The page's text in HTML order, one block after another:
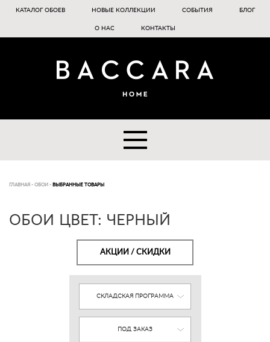
КАТАЛОГ ОБОЕВ НОВЫЕ КОЛЛЕКЦИИ СОБЫТИЯ БЛОГ
О НАС КОНТАКТЫ
ГЛАВНАЯ - ОБОИ - ВЫБРАННЫЕ ТОВАРЫ
ОБОИ ЦВЕТ: ЧЕРНЫЙ
АКЦИИ / СКИДКИ
СКЛАДСКАЯ ПРОГРАММА
ПОД ЗАКАЗ